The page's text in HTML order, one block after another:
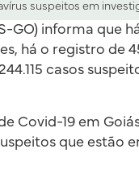
suspeitos em
GO) informa que
há o registro de
casos
Covid-19 em
que estão